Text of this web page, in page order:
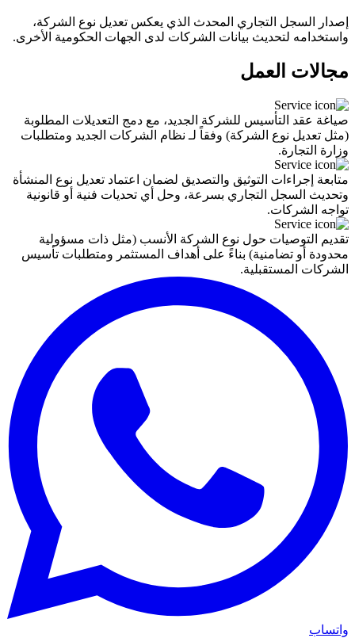
إصدار السجل التجاري المحدث الذي يعكس تعديل نوع الشركة،
واستخدامه لتحديث بيانات الشركات لدى الجهات الحكومية الأخرى.
مجالات العمل
صياغة عقد التأسيس للشركة الجديد، مع دمج التعديلات المطلوبة
(مثل تعديل نوع الشركة) وفقاً لـ نظام الشركات الجديد ومتطلبات
وزارة التجارة.
متابعة إجراءات التوثيق والتصديق لضمان اعتماد تعديل نوع المنشأة
وتحديث السجل التجاري بسرعة، وحل أي تحديات فنية أو قانونية
تواجه الشركات.
تقديم التوصيات حول نوع الشركة الأنسب (مثل ذات مسؤولية
محدودة أو تضامنية) بناءً على أهداف المستثمر ومتطلبات تأسيس
الشركات المستقبلية.
واتساب